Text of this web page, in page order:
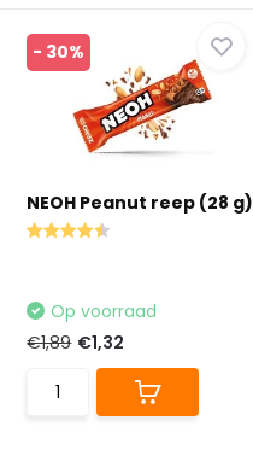
- 30%
NEOH Peanut reep (28 g)
Op voorraad
€1,89 €1,32